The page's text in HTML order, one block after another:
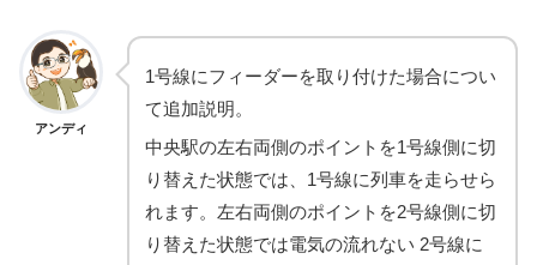
アンディ
1号線にフィーダーを取り付けた場合につい
て追加説明。
中央駅の左右両側のポイントを1号線側に切
り替えた状態では、1号線に列車を走らせら
れます。左右両側のポイントを2号線側に切
り替えた状態では電気の流れない 2号線に